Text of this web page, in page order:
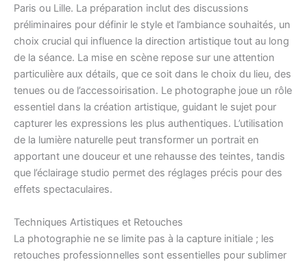
Paris ou Lille. La préparation inclut des discussions
préliminaires pour définir le style et l’ambiance souhaités, un
choix crucial qui influence la direction artistique tout au long
de la séance. La mise en scène repose sur une attention
particulière aux détails, que ce soit dans le choix du lieu, des
tenues ou de l’accessoirisation. Le photographe joue un rôle
essentiel dans la création artistique, guidant le sujet pour
capturer les expressions les plus authentiques. L’utilisation
de la lumière naturelle peut transformer un portrait en
apportant une douceur et une rehausse des teintes, tandis
que l’éclairage studio permet des réglages précis pour des
effets spectaculaires.
Techniques Artistiques et Retouches
La photographie ne se limite pas à la capture initiale ; les
retouches professionnelles sont essentielles pour sublimer